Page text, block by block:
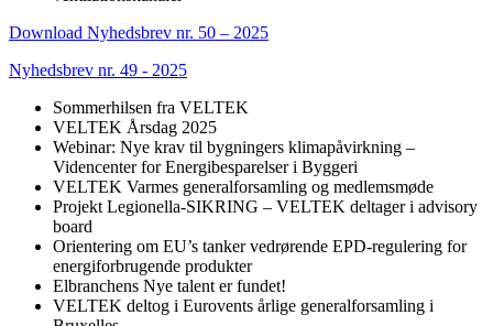
Download Nyhedsbrev nr. 50 – 2025
Nyhedsbrev nr. 49 - 2025
Sommerhilsen fra VELTEK
VELTEK Årsdag 2025
Webinar: Nye krav til bygningers klimapåvirkning –
Videncenter for Energibesparelser i Byggeri
VELTEK Varmes generalforsamling og medlemsmøde
Projekt Legionella-SIKRING – VELTEK deltager i advisory
board
Orientering om EU’s tanker vedrørende EPD-regulering for
energiforbrugende produkter
Elbranchens Nye talent er fundet!
VELTEK deltog i Eurovents årlige generalforsamling i